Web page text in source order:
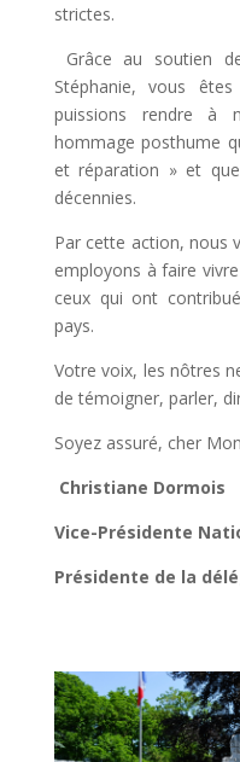
strictes.
Grâce au soutien
Stéphanie, vous
puissions rendre à
hommage posthume
et réparation » et
décennies.
Par cette action, nous
employons à faire
ceux qui ont
pays.
Votre voix, les nôtres
de témoigner, parler,
Soyez assuré, cher
Christiane Dormois
Vice-Présidente
Présidente de la